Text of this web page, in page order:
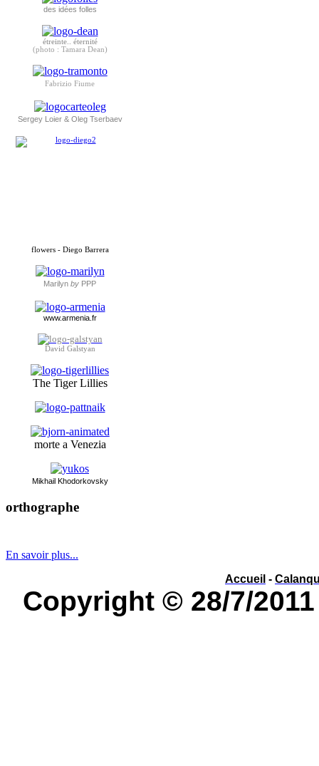
des idées folles
étreinte.. éternité
(photo : Tamara Dean)
Fabrizio Fiume
Sergey Loier & Oleg Tserbaev
flowers - Diego Barrera
Marilyn by PPP
www.armenia.fr
David Galstyan
The Tiger Lillies
morte a Venezia
Mikhail Khodorkovsky
orthographe
En savoir plus...
Accueil -
Copyright © 28/7/